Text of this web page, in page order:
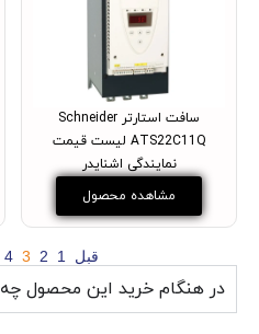
سافت استارتر Schneider
ATS22C11Q لیست قیمت
نمایندگی اشنایدر
مشاهده محصول
قبل 1
2
3
4
در هنگام خرید این محصول چه